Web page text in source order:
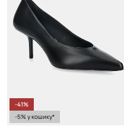
-41%
-5% у кошику*